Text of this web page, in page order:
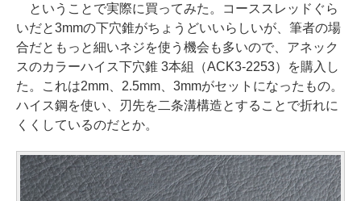
ということで実際に買ってみた。コーススレッドぐら
いだと3mmの下穴錐がちょうどいいらしいが、筆者の場
合だともっと細いネジを使う機会も多いので、アネック
スのカラーハイス下穴錐 3本組（ACK3-2253）を購入し
た。これは2mm、2.5mm、3mmがセットになったもの。
ハイス鋼を使い、刃先を二条溝構造とすることで折れに
くくしているのだとか。